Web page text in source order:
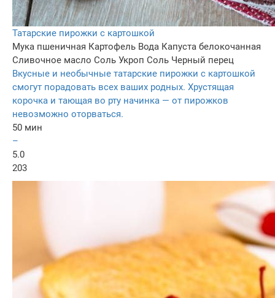
Татарские пирожки с картошкой
Мука пшеничная Картофель Вода Капуста белокочанная
Сливочное масло Соль Укроп Соль Черный перец
Вкусные и необычные татарские пирожки с картошкой
смогут порадовать всех ваших родных. Хрустящая
корочка и тающая во рту начинка — от пирожков
невозможно оторваться.
50 мин
–
5.0
203